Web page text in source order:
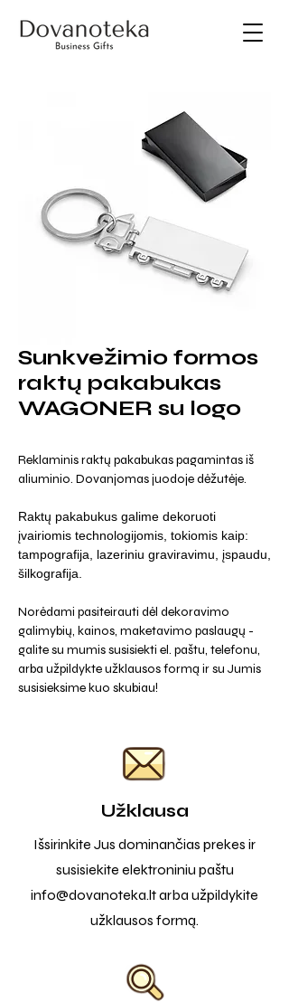
Sunkvežimio formos
raktų pakabukas
WAGONER su logo
Reklaminis raktų pakabukas pagamintas iš
aliuminio. Dovanjomas juodoje dėžutėje.
Raktų pakabukus galime dekoruoti
įvairiomis technologijomis, tokiomis kaip:
tampografija, lazeriniu graviravimu, įspaudu,
šilkografija.
Norėdami pasiteirauti dėl dekoravimo
galimybių, kainos, maketavimo paslaugų -
galite su mumis susisiekti el. paštu, telefonu,
arba užpildykte užklausos formą ir su Jumis
susisieksime kuo skubiau!
Užklausa
Išsirinkite Jus dominančias prekes ir
susisiekite elektroniniu paštu
info@dovanoteka.ltarba užpildykite
užklausos formą.